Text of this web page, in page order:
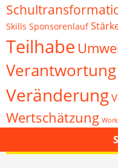
Skills Sponsorenlauf
Teilhabe
Verantwortung
Veränderung
Wertschätzung